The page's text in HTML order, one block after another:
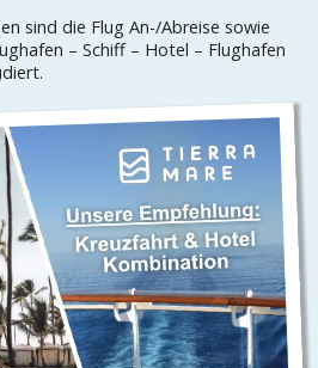
sind die Flug An-/Abreise sowie
– Schiff – Hotel – Flughafen